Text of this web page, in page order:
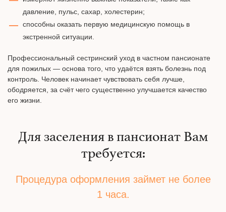
давление, пульс, сахар, холестерин;
способны оказать первую медицинскую помощь в
экстренной ситуации.
Профессиональный сестринский уход в частном пансионате
для пожилых — основа того, что удаётся взять болезнь под
контроль. Человек начинает чувствовать себя лучше,
ободряется, за счёт чего существенно улучшается качество
его жизни.
Для заселения в пансионат Вам
требуется:
Процедура оформления займет не более
1 часа.